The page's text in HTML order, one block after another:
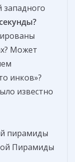
западного
Может
инков»?
известно
пирамиды
Пирамиды